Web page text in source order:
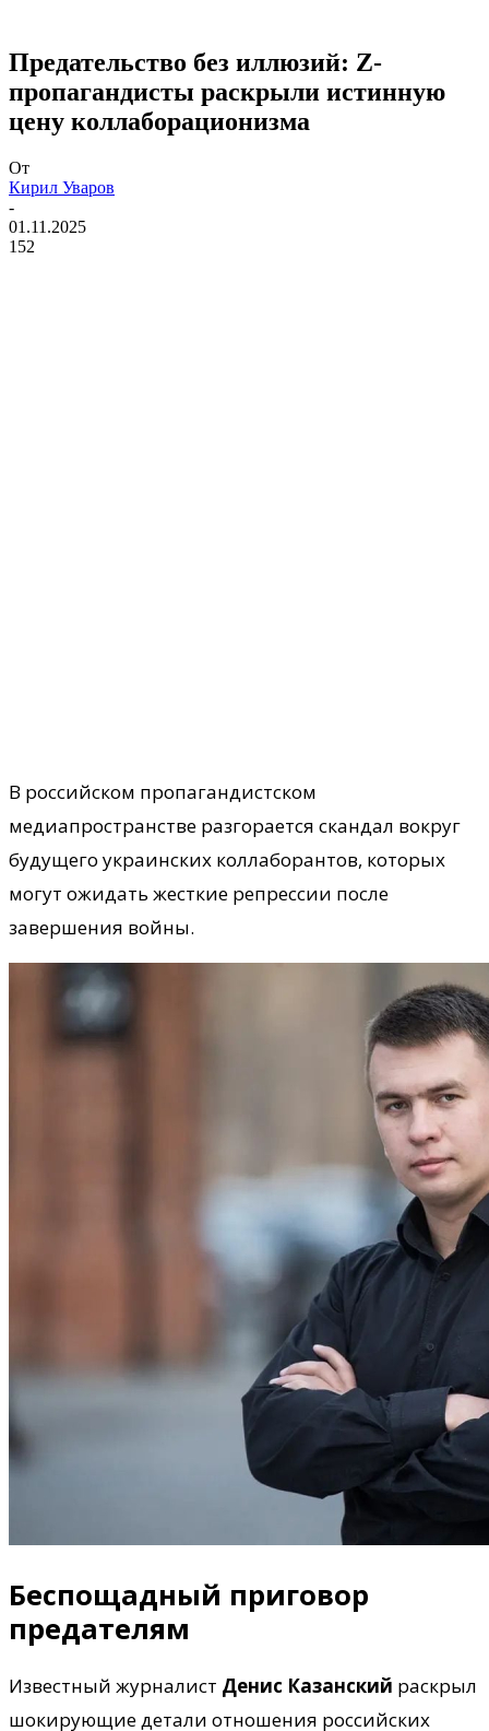
Предательство без иллюзий: Z-
пропагандисты раскрыли истинную
цену коллаборационизма
От
Кирил Уваров
-
01.11.2025
152
В российском пропагандистском
медиапространстве разгорается скандал вокруг
будущего украинских коллаборантов, которых
могут ожидать жесткие репрессии после
завершения войны.
Беспощадный приговор
предателям
Известный журналист Денис Казанский раскрыл
шокирующие детали отношения российских